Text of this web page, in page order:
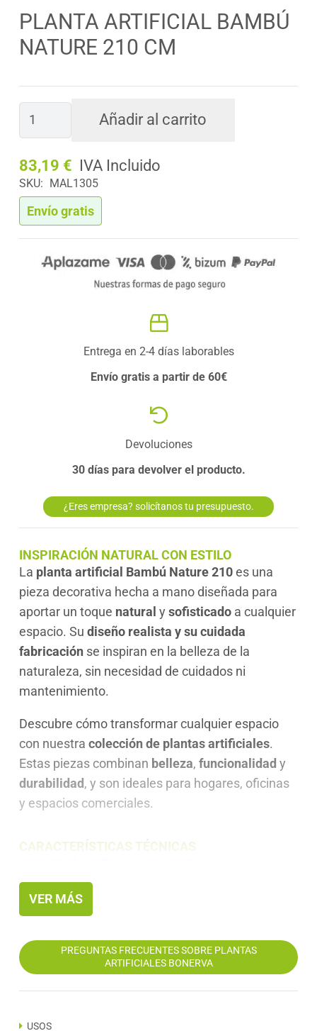
PLANTA ARTIFICIAL BAMBÚ
NATURE 210 CM
Planta
Nature
210
cm
cantidad
Añadir al carrito
83,19 €
SKU: MAL1305
Envío gratis
Entrega en 2-4 días laborables
Envío gratis a partir de 60€
Devoluciones
30 días para devolver el producto.
¿Eres empresa? solicítanos tu presupuesto.
INSPIRACIÓN NATURAL CON ESTILO
La planta artificial Bambú Nature 210es una
pieza decorativa hecha a mano diseñada para
aportar un toque natural y sofisticado a cualquier
espacio. Su diseño realista y su cuidada
fabricación se inspiran en la belleza de la
naturaleza, sin necesidad de cuidados ni
mantenimiento.
Descubre cómo transformar cualquier espacio
con nuestra colección de plantas artificiales.
Estas piezas combinan belleza, funcionalidad y
durabilidad, y son ideales para hogares, oficinas
y espacios comerciales.
CARACTERÍSTICAS TÉCNICAS
Altura:
210 cm
Peso total:
Número de hojas:648
Materiales:Tronco de bambú natural y
hojas de PEVA
VER MÁS
PREGUNTAS FRECUENTES SOBRE PLANTAS
ARTIFICIALES BONERVA
USOS